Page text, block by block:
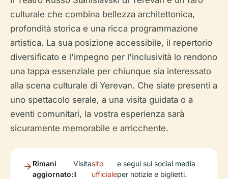
culturale che combina bellezza architettonica,
profondità storica e una ricca programmazione
artistica. La sua posizione accessibile, il repertorio
diversificato e l'impegno per l'inclusività lo rendono
una tappa essenziale per chiunque sia interessato
alla scena culturale di Yerevan. Che siate presenti a
uno spettacolo serale, a una visita guidata o a
eventi comunitari, la vostra esperienza sarà
sicuramente memorabile e arricchente.
Rimani
aggiornato:
Visita
il
sito
ufficiale
e segui sui social media
per notizie e biglietti.